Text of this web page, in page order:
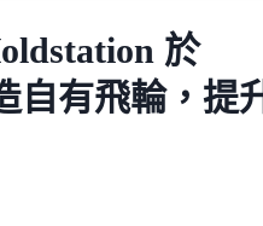
於
自有飛輪，提